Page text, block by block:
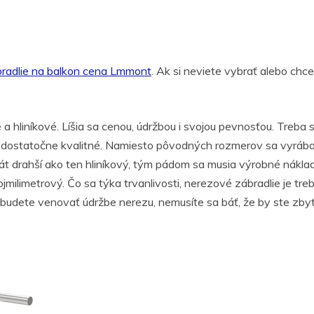
na balkon cena Lmmont. Ak si neviete vybrať alebo
hliníkové. Líšia sa cenou, údržbou i svojou pevnosťou.
kvalitné. Namiesto pôvodných rozmerov sa
drahší ako ten hliníkový, tým pádom sa musia výrobné
Čo sa týka trvanlivosti, nerezové zábradlie je
venovať údržbe nerezu, nemusíte sa báť, že by ste